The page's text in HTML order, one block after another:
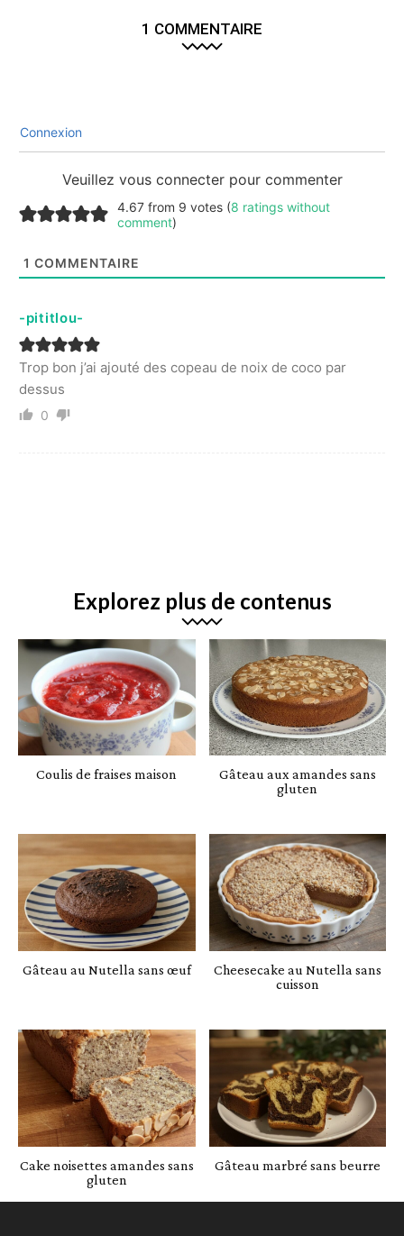
1 COMMENTAIRE
Connexion
Veuillez vous connecter pour commenter
4.67 from 9 votes (8 ratings without
comment)
1 COMMENTAIRE
-pititlou-
Trop bon j’ai ajouté des copeau de noix de coco par
dessus
0
Explorez plus de contenus
Coulis de fraises maison
Gâteau aux amandes sans
gluten
Gâteau au Nutella sans œuf
Cheesecake au Nutella sans
cuisson
Cake noisettes amandes sans
gluten
Gâteau marbré sans beurre